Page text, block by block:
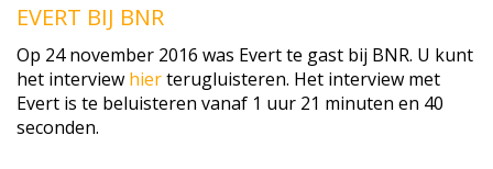
EVERT BIJ BNR
Op 24 november 2016 was Evert te gast bij BNR. U kunt
het interview hierterugluisteren. Het interview met
Evert is te beluisteren vanaf 1 uur 21 minuten en 40
seconden.